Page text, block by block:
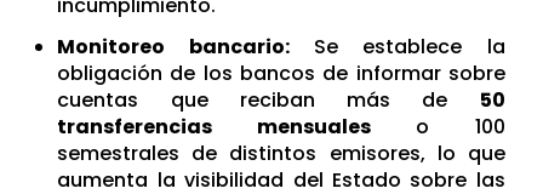
incumplimiento.
Monitoreo bancario:Se establece la
obligación de los bancos de informar sobre
cuentas que reciban más de 50
transferencias mensualeso 100
semestrales de distintos emisores, lo que
aumenta la visibilidad del Estado sobre las